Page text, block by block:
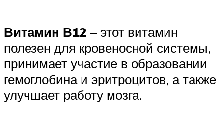
Витамин В12 – этот витамин
полезен для кровеносной системы,
принимает участие в образовании
гемоглобина и эритроцитов, а также
улучшает работу мозга.